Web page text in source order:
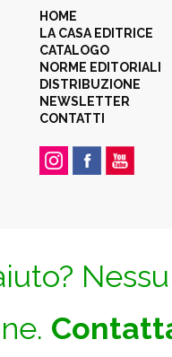
HOME
LA CASA EDITRICE
CATALOGO
NORME EDITORIALI
DISTRIBUZIONE
NEWSLETTER
CONTATTI